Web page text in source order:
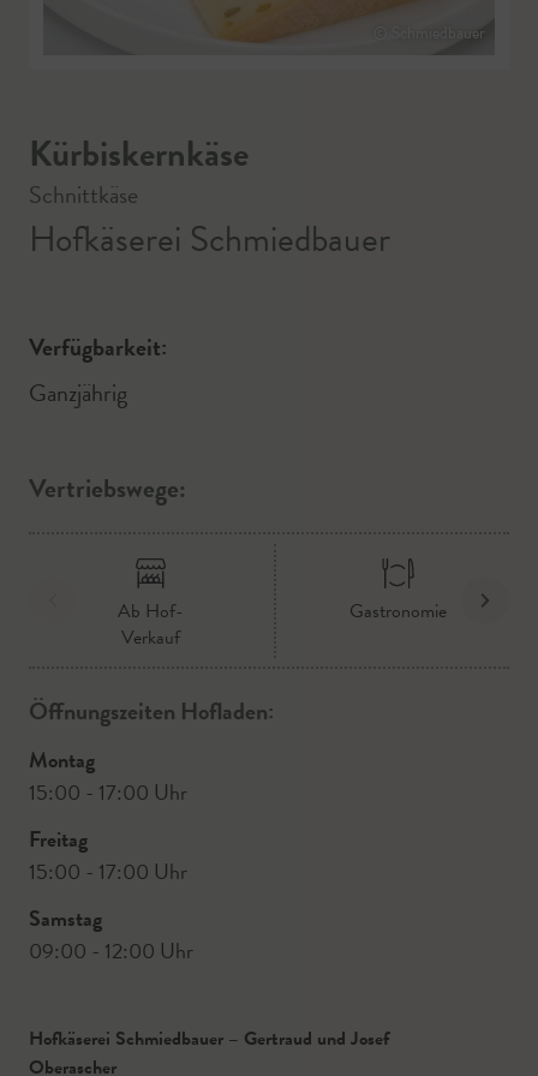
© Schmiedbauer
Kürbiskernkäse
Schnittkäse
Hofkäserei Schmiedbauer
Verfügbarkeit:
Ganzjährig
Vertriebswege:
Ab Hof-
Verkauf
Gastronomie
Öffnungszeiten Hofladen:
Montag
15:00 - 17:00 Uhr
Freitag
15:00 - 17:00 Uhr
Samstag
09:00 - 12:00 Uhr
Hofkäserei Schmiedbauer – Gertraud und Josef
Oberascher